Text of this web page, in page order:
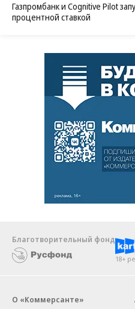
Газпромбанк и Cognitive Pilot
процентной ставкой
Благотворительный фонд
18+
О «Коммерсанте»